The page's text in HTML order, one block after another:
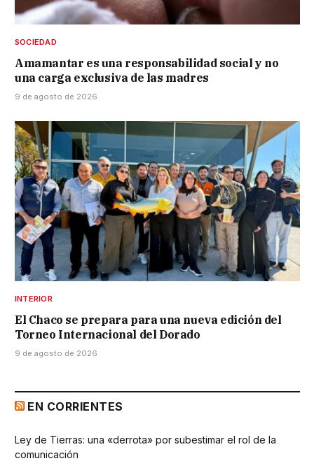
SOCIEDAD
Amamantar es una responsabilidad social y no
una carga exclusiva de las madres
9 de agosto de 2026
INTERIOR
El Chaco se prepara para una nueva edición del
Torneo Internacional del Dorado
9 de agosto de 2026
EN CORRIENTES
Ley de Tierras: una «derrota» por subestimar el rol de la
comunicación